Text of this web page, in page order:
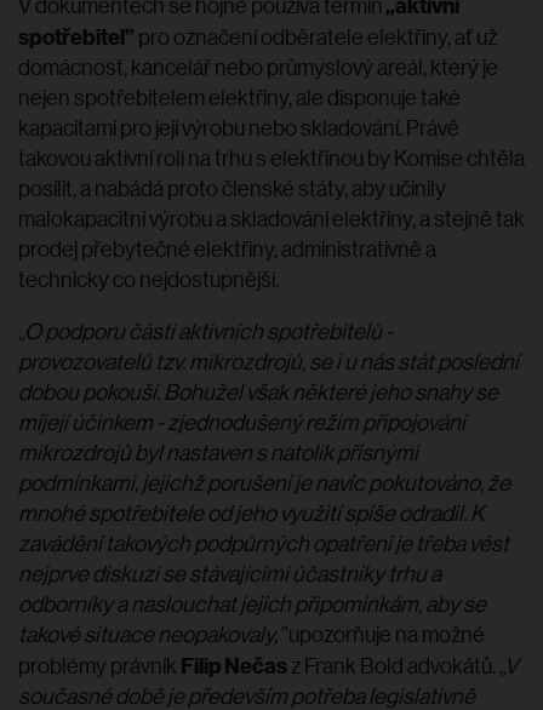
spotřebitel” pro označení odběratele elektřiny, ať už
domácnost, kancelář nebo průmyslový areál, který je
nejen spotřebitelem elektřiny, ale disponuje také
kapacitami pro její výrobu nebo skladování. Právě
takovou aktivní roli na trhu s elektřinou by Komise chtěla
posílit, a nabádá proto členské státy, aby učinily
malokapacitní výrobu a skladování elektřiny, a stejně tak
prodej přebytečné elektřiny, administrativně a
technicky co nejdostupnější.
„O podporu části aktivních spotřebitelů -
provozovatelů tzv. mikrozdrojů, se i u nás stát poslední
dobou pokouší. Bohužel však některé jeho snahy se
míjejí účinkem - zjednodušený režim připojování
mikrozdrojů byl nastaven s natolik přísnými
podmínkami, jejichž porušení je navíc pokutováno, že
mnohé spotřebitele od jeho využití spíše odradil. K
zavádění takových podpůrných opatření je třeba vést
nejprve diskuzi se stávajícími účastníky trhu a
odborníky a naslouchat jejich připomínkám, aby se
takové situace neopakovaly,”upozorňuje na možné
problémy právník Filip Nečasz Frank Bold advokátů. „V
současné době je především potřeba legislativně